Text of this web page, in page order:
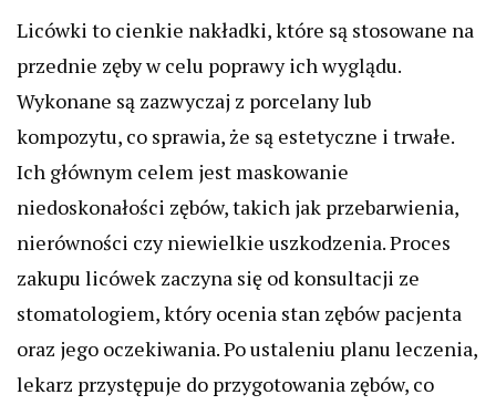
Licówki to cienkie nakładki, które są stosowane na
przednie zęby w celu poprawy ich wyglądu.
Wykonane są zazwyczaj z porcelany lub
kompozytu, co sprawia, że są estetyczne i trwałe.
Ich głównym celem jest maskowanie
niedoskonałości zębów, takich jak przebarwienia,
nierówności czy niewielkie uszkodzenia. Proces
zakupu licówek zaczyna się od konsultacji ze
stomatologiem, który ocenia stan zębów pacjenta
oraz jego oczekiwania. Po ustaleniu planu leczenia,
lekarz przystępuje do przygotowania zębów, co